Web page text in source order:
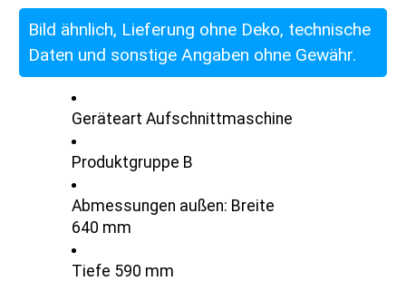
Bild ähnlich, Lieferung ohne Deko, technische
Daten und sonstige Angaben ohne Gewähr.
Geräteart Aufschnittmaschine
Produktgruppe B
Abmessungen außen: Breite
640 mm
Tiefe 590 mm